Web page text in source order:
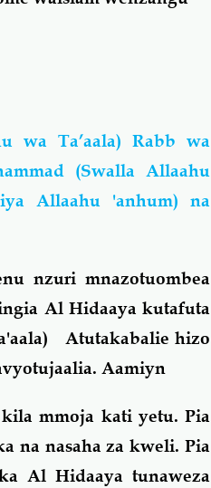
wa Ta’aala) Rabb wa
(Swalla Allaahu
Allaahu 'anhum) na
nzuri mnazotuombea
Al Hidaaya kutafuta
Atutakabalie hizo
Aamiyn
mmoja kati yetu. Pia
na nasaha za kweli. Pia
Al Hidaaya tunaweza